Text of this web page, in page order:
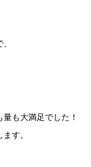
も大満足でした！
す。